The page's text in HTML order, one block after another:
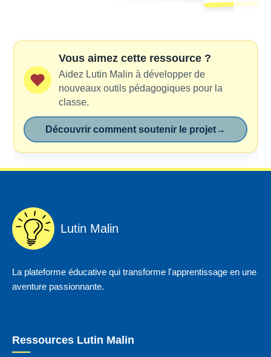
Vous aimez cette ressource ?
Aidez Lutin Malin à développer de
nouveaux outils pédagogiques pour la
classe.
Découvrir comment soutenir le projet→
Lutin Malin
La plateforme éducative qui transforme l'apprentissage en une
aventure passionnante.
Ressources Lutin Malin